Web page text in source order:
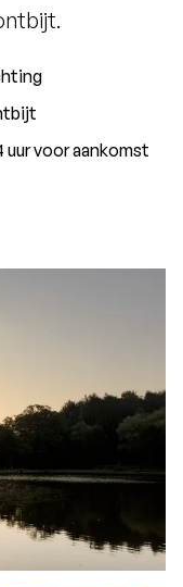
voor aankomst